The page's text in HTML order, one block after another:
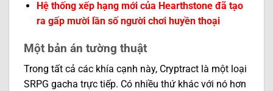
Hệ thống xếp hạng mới của Hearthstone đã tạo
ra gấp mười lần số người chơi huyền thoại
Một bản án tường thuật
Trong tất cả các khía cạnh này, Cryptract là một loại
SRPG gacha trực tiếp. Có nhiều thứ khác với nó hơn